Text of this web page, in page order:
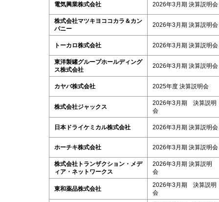
電気興業株式会社 2026年3月期 決算説明会
株式会社マツキヨココカラ＆カン
パニー
2026年3月期 決算説明会
トーカロ株式会社 2026年3月期 決算説明会
東洋製罐グループホールディング
ス株式会社
2026年3月期 決算説明会
カヤバ株式会社 2025年度 決算説明会
株式会社ジャックス
2026年3月期 決算説明
会
日本ドライケミカル株式会社 2026年3月期 決算説明会
ホーチキ株式会社 2026年3月期 決算説明会
株式会社トランザクション・メデ
ィア・ネットワークス
2026年3月期 決算説明
会
東和薬品株式会社
2026年3月期 決算説明
会